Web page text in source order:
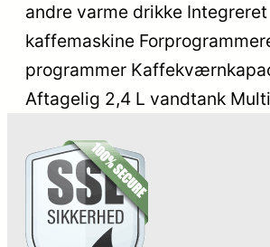
andre varme drikke Integreret
kaffemaskine
programmer
Aftagelig 2,4 L vandtank